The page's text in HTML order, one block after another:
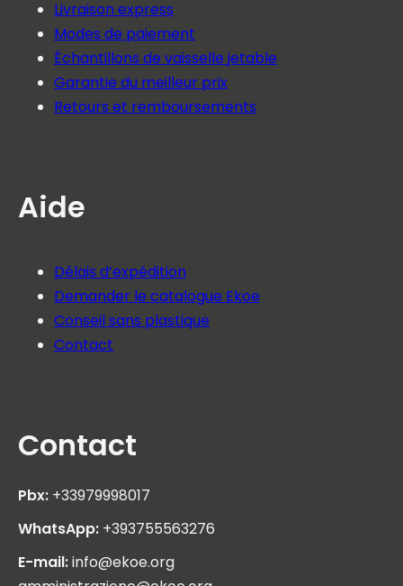
Livraison express
Modes de paiement
Échantillons de vaisselle jetable
Garantie du meilleur prix
Retours et remboursements
Aide
Délais d’expédition
Demander le catalogue Ekoe
Conseil sans plastique
Contact
Contact
Pbx: +33979998017
WhatsApp: +393755563276
E-mail:info@ekoe.org